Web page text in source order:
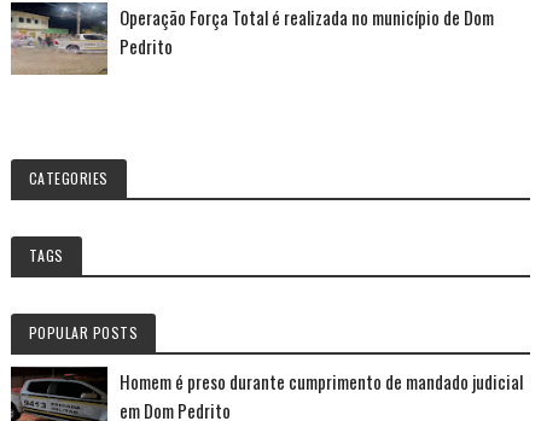
Operação Força Total é realizada no município de Dom
Pedrito
CATEGORIES
TAGS
POPULAR POSTS
Homem é preso durante cumprimento de mandado judicial
em Dom Pedrito